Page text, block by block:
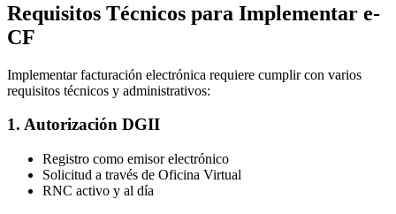
Requisitos Técnicos para Implementar e-
CF
Implementar facturación electrónica requiere cumplir con varios
requisitos técnicos y administrativos:
1. Autorización DGII
Registro como emisor electrónico
Solicitud a través de Oficina Virtual
RNC activo y al día